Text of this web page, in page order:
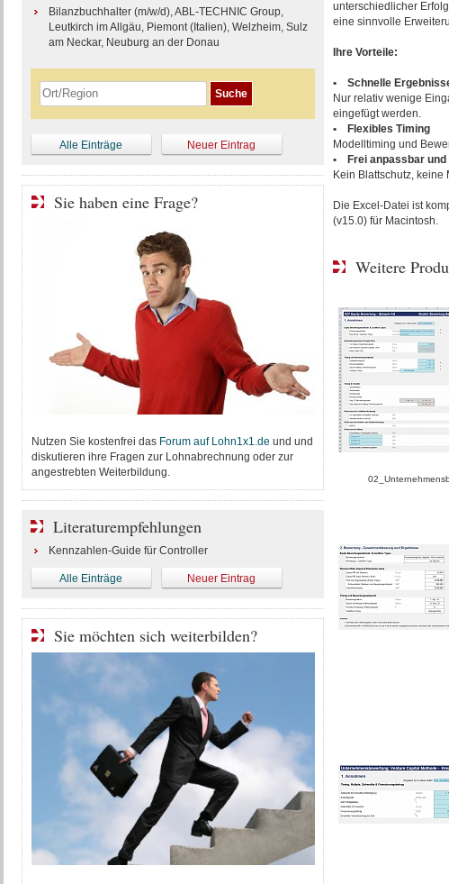
unterschiedlicher
eine sinnvolle
Ihre Vorteile:
• Schnelle
Nur relativ wenige
eingefügt werden.
• Flexibles Timing
Modelltiming und
• Frei anpassbar und
Kein Blattschutz,
Die Excel-Datei ist
(v15.0) für Macintosh.
Weitere
Bilanzbuchhalter (m/w/d), ABL-TECHNIC Group,
Leutkirch im Allgäu, Piemont (Italien), Welzheim, Sulz
am Neckar, Neuburg an der Donau
Alle Einträge Neuer Eintrag
Sie haben eine Frage?
Nutzen Sie kostenfrei das Forum auf Lohn1x1.de und und
diskutieren ihre Fragen zur Lohnabrechnung oder zur
angestrebten Weiterbildung.
Literaturempfehlungen
Kennzahlen-Guide für Controller
Alle Einträge Neuer Eintrag
Sie möchten sich weiterbilden?